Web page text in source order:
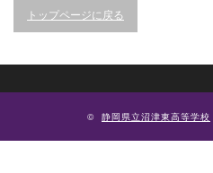
トップページに戻る
© 静岡県立沼津東高等学校